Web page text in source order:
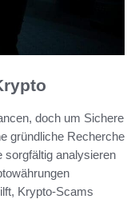
doch um Sichere
gründliche Recherche
sorgfältig analysieren
Krypto-Scams